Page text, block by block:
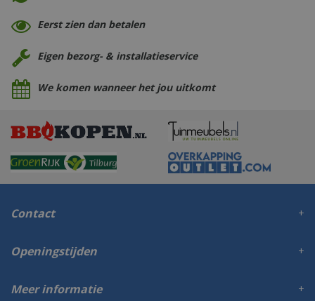
Eerst zien dan betalen
Eigen bezorg- & installatieservice
We komen wanneer het jou uitkomt
Contact
Openingstijden
Meer informatie